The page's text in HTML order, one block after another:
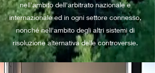
nell'ambito dell'arbitrato nazionale e
internazionale ed in ogni settore connesso,
nonché nell'ambito degli altri sistemi di
risoluzione alternativa delle controversie.